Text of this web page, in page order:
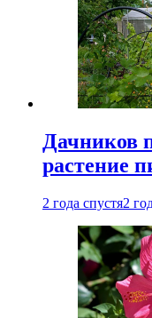
Дачников
растение
2 года спустя2